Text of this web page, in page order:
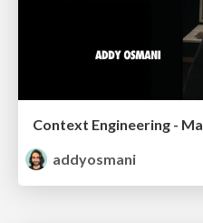
Context Engineering -
addyosmani